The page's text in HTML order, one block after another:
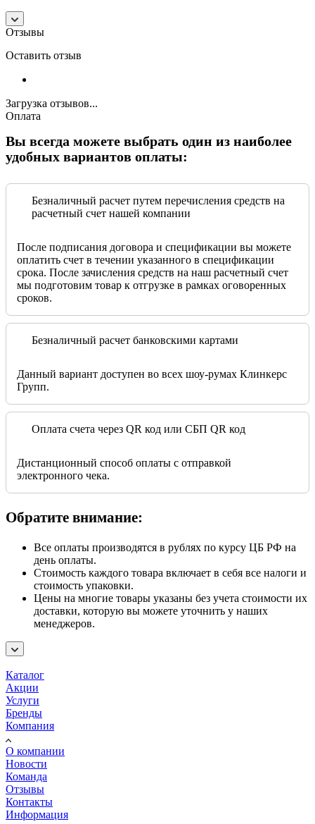
Отзывы
Оставить отзыв
Загрузка отзывов...
Оплата
Вы всегда можете выбрать один из наиболее
удобных вариантов оплаты:
Безналичный расчет путем перечисления средств на
расчетный счет нашей компании
После подписания договора и спецификации вы можете
оплатить счет в течении указанного в спецификации
срока. После зачисления средств на наш расчетный счет
мы подготовим товар к отгрузке в рамках оговоренных
сроков.
Безналичный расчет банковскими картами
Данный вариант доступен во всех шоу-румах Клинкерс
Групп.
Оплата счета через QR код или СБП QR код
Дистанционный способ оплаты с отправкой
электронного чека.
Обратите внимание:
Все оплаты производятся в рублях по курсу ЦБ РФ на
день оплаты.
Стоимость каждого товара включает в себя все налоги и
стоимость упаковки.
Цены на многие товары указаны без учета стоимости их
доставки, которую вы можете уточнить у наших
менеджеров.
Каталог
Акции
Услуги
Бренды
Компания
О компании
Новости
Команда
Отзывы
Контакты
Информация